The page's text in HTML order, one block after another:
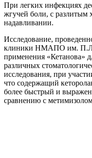
При легких инфекциях
жгучей боли, с разлитым
надавливании.
Исследование,
клиники НМАПО им. П.Л.
применения «Кетанова»
различных
исследования, при
что содержащий
более быстрый и
сравнению с